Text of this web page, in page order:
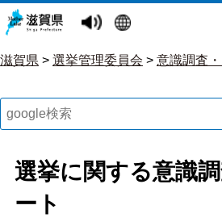
滋賀県 > 選挙管理委員会 > 意識調査
選挙に関する意識
ート